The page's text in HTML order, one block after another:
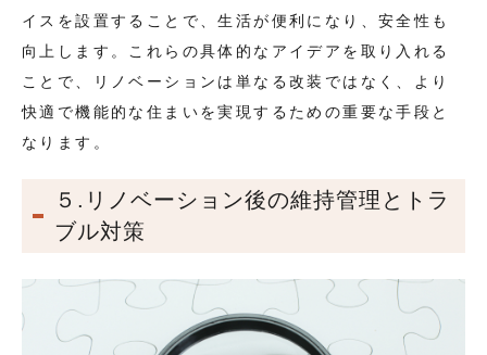
イスを設置することで、生活が便利になり、安全性も
向上します。これらの具体的なアイデアを取り入れる
ことで、リノベーションは単なる改装ではなく、より
快適で機能的な住まいを実現するための重要な手段と
なります。
５.リノベーション後の維持管理とトラ
ブル対策